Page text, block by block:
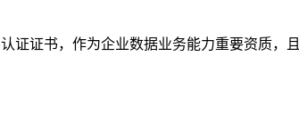
证证书，作为企业数据业务能力重要资质